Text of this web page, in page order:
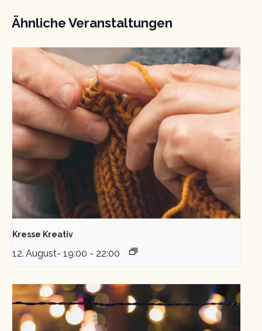
Ähnliche Veranstaltungen
Kresse Kreativ
12. August- 19:00 - 22:00